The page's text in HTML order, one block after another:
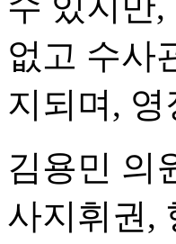
없고 수사
지되며,
김용민 의
사지휘권,